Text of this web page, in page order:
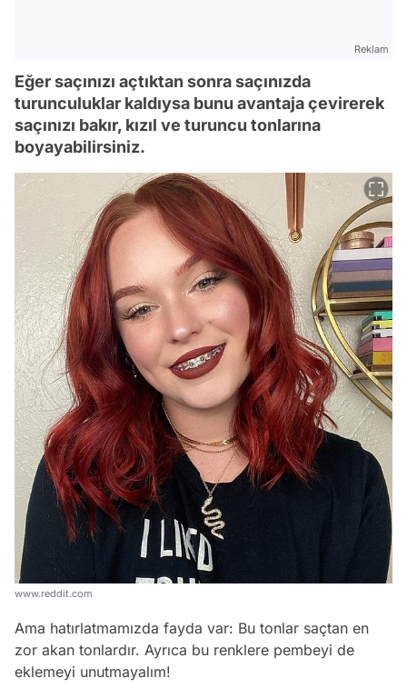
Reklam
Eğer saçınızı açtıktan sonra saçınızda
turunculuklar kaldıysa bunu avantaja çevirerek
saçınızı bakır, kızıl ve turuncu tonlarına
boyayabilirsiniz.
www.reddit.com
Ama hatırlatmamızda fayda var: Bu tonlar saçtan en
zor akan tonlardır. Ayrıca bu renklere pembeyi de
eklemeyi unutmayalım!